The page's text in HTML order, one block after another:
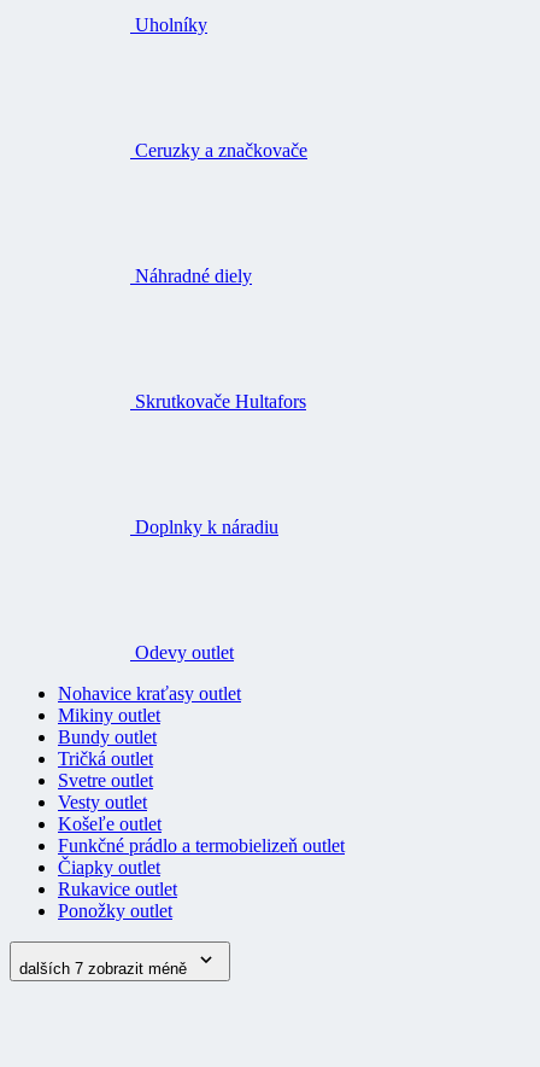
Uholníky
Ceruzky a značkovače
Náhradné diely
Skrutkovače Hultafors
Doplnky k náradiu
Odevy outlet
Nohavice kraťasy outlet
Mikiny outlet
Bundy outlet
Tričká outlet
Svetre outlet
Vesty outlet
Košeľe outlet
Funkčné prádlo a termobielizeň outlet
Čiapky outlet
Rukavice outlet
Ponožky outlet
dalších 7 zobrazit méně